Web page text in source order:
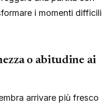
i momenti difficili
o abitudine ai
arrivare più fresco